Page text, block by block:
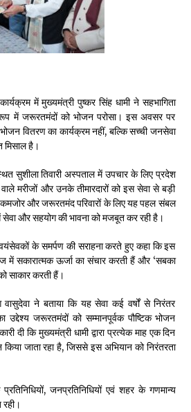
16, 2022
Of The Day 14 May
Of The Day 13 May
13, 2022
Of The Day 12 May
12, 2022
Of The Day 11 May
11, 2022
Of The Day 10 May
10, 2022
9, 2022
में मुख्यमंत्री पुष्कर सिंह धामी ने सहभागिता
में जरूरतमंदों को भोजन परोसा। इस अवसर पर
वितरण का कार्यक्रम नहीं, बल्कि सच्ची जनसेवा
मिसाल है।
सुशीला तिवारी अस्पताल में उपचार के लिए प्रदेश
मरीजों और उनके तीमारदारों को इस सेवा से बड़ी
और जरूरतमंद परिवारों के लिए यह पहल संबल
सेवा और सहयोग की भावना को मजबूत कर रही है।
के समर्पण की सराहना करते हुए कहा कि इस
में सकारात्मक ऊर्जा का संचार करती हैं और ‘सबका
साकार करती हैं।
ने बताया कि यह सेवा कई वर्षों से निरंतर
उद्देश्य जरूरतमंदों को सम्मानपूर्वक पौष्टिक भोजन
दी कि मुख्यमंत्री धामी द्वारा प्रत्येक माह एक दिन
जाता रहा है, जिससे इस अभियान को निरंतरता
जनप्रतिनिधियों एवं शहर के गणमान्य
रही।